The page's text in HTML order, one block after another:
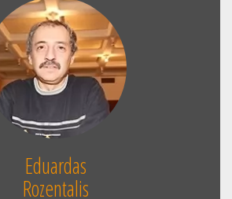
Eduardas
Rozentalis